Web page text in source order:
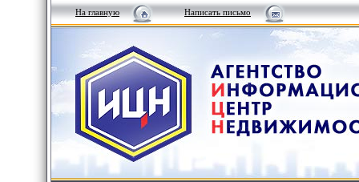
На главную Написать письмо